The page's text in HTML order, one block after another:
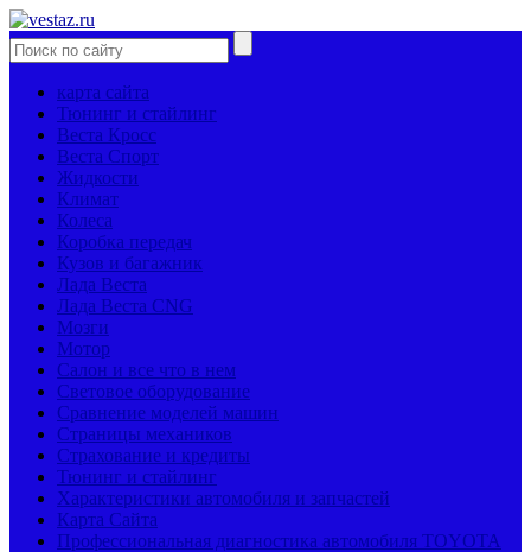
карта сайта
Тюнинг и стайлинг
Веста Кросс
Веста Спорт
Жидкости
Климат
Колеса
Коробка передач
Кузов и багажник
Лада Веста
Лада Веста CNG
Мозги
Мотор
Салон и все что в нем
Световое оборудование
Сравнение моделей машин
Страницы механиков
Страхование и кредиты
Тюнинг и стайлинг
Характеристики автомобиля и запчастей
Карта Сайта
Профессиональная диагностика автомобиля TOYOTA